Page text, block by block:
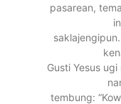
pasarean,
Gusti Yesus
tembung: